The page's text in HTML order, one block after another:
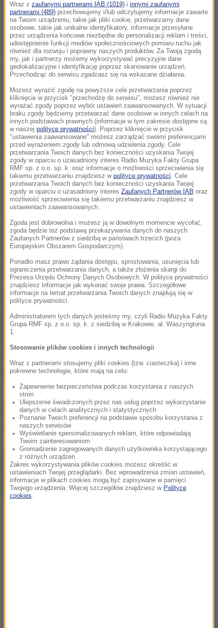
Pacjentki nadal mogą przychodzić do szpitala na
badania, ale w przypadku hospitalizacji będą
przewiezione do jednego z pięciu szpitali: Pro-
Medica w Ełku, Szpitala Powiatowego w Kętrzynie,
Szpitala Mrągowskiego, Olmedica w Olecku oraz
Samodzielnego Publicznego Zakładu Opieki
Zdrowotnej Szpitala Powiatowego w Piszu.
Oddział noworodków został zawieszony z powodu
braku specjalistów, a konkretnie neonatologów.
Zarząd placówki podkreśla, że to nie jest tylko
przypadek Warmii i Mazur, ale całej Polski. Jest za
mało neonatologów, a ci, którzy są dostępni
problem, szuka specjalistów m.in. na Litwie.
Porody zostały wstrzymane do końca czerwca. Jeżeli
jednak znajdą się lekarze, zostaną one przywrócone.
Personel szpitala uspokaja, że w pilnych przypadkach
odebrany na Szpitalnym Oddziale Ratunkowym.
(mpw)
Źródło: RMF FM
Tagi:szpital
chcesz widzieć więcej artykułów od RMF24?
Google
Wraz z zaufanymi partnerami IAB (1019) i innymi zaufanymi
partnerami (489) przechowujemy i/lub odczytujemy informacje zawarte
na Twoim urządzeniu, takie jak pliki cookie, przetwarzamy dane
osobowe, takie jak unikalne identyfikatory, informacje przesyłane
przez urządzenia końcowe niezbędne do personalizacji reklam i treści,
udostępnienie funkcji mediów społecznościowych pomiaru ruchu jak
również dla rozwoju i poprawny naszych produktów. Za Twoją zgodą
my, jak i partnerzy możemy wykorzystywać precyzyjne dane
geolokalizacyjne i identyfikację poprzez skanowanie urządzeń.
Przechodząc do serwisu zgadzasz się na wskazane działania.
Możesz wyrazić zgodę na powyższe cele przetwarzania poprzez
kliknięcie w przycisk "przechodzę do serwisu", możesz również nie
wyrażać zgody poprzez wybór ustawień zaawansowanych. W sytuacji
braku zgody będziemy przetwarzać dane osobowe w innych celach na
innych podstawach prawnych (informacje w tym zakresie dostępne są
w naszej polityce prywatności). Poprzez kliknięcie w przycisk
"ustawienia zaawansowane" możesz zarządzać swoimi preferencjami
przed wyrażeniem zgody lub odmową udzielenia zgody. Cele
przetwarzania Twoich danych bez konieczności uzyskania Twojej
zgody w oparciu o uzasadniony interes Radio Muzyka Fakty Grupa
RMF sp. z o.o. sp. k. oraz informacje o możliwości sprzeciwienia się
takiemu przetwarzaniu znajdziesz w polityce prywatności . Cele
przetwarzania Twoich danych bez konieczności uzyskania Twojej
zgody w oparciu o uzasadniony interes Zaufanych Partnerów IAB oraz
możliwość sprzeciwienia się takiemu przetwarzaniu znajdziesz w
ustawieniach zaawansowanych.
Zgoda jest dobrowolna i możesz ją w dowolnym momencie wycofać,
zgoda będzie też podstawą przekazywania danych do naszych
Zaufanych Partnerów z siedzibą w państwach trzecich (poza
Europejskim Obszarem Gospodarczym).
Ponadto masz prawo żądania dostępu, sprostowania, usunięcia lub
ograniczenia przetwarzania danych, a także złożenia skargi do
Prezesa Urzędu Ochrony Danych Osobowych. W polityce prywatności
znajdziesz informacje jak wykonać swoje prawa. Szczegółowe
informacje na temat przetwarzania Twoich danych znajdują się w
polityce prywatności.
Administratorem tych danych jesteśmy my, czyli Radio Muzyka Fakty
Grupa RMF sp. z o.o. sp. k. z siedzibą w Krakowie, al. Waszyngtona
1.
Stosowanie plików cookies i innych technologii
Wraz z partnerami stosujemy pliki cookies (tzw. ciasteczka) i inne
pokrewne technologie, które mają na celu:
Zapewnienie bezpieczeństwa podczas korzystania z naszych
stron
Ulepszenie świadczonych przez nas usług poprzez wykorzystanie
danych w celach analitycznych i statystycznych
Poznanie Twoich preferencji na podstawie sposobu korzystania z
naszych serwisów
Wyświetlanie spersonalizowanych reklam, które odpowiadają
Twoim zainteresowaniom
Gromadzenie zagregowanych danych użytkownika korzystającego
z różnych urządzeń
Zakres wykorzystywania plików cookies możesz określić w
ustawieniach Twojej przeglądarki. Bez wprowadzenia zmian ustawień,
informacje w plikach cookies mogą być zapisywane w pamięci
Twojego urządzenia. Więcej szczegółów znajdziesz w Polityce
cookies